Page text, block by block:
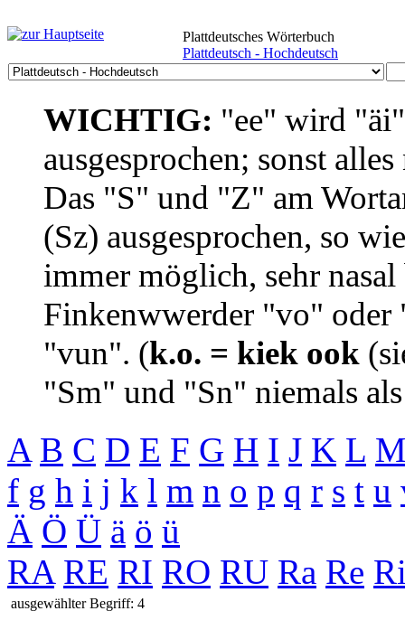
Plattdeutsches Wörterbuch
Plattdeutsch - Hochdeutsch
WICHTIG: "ee" wird
ausgesprochen; sonst
Das "S" und "Z" am
(Sz) ausgesprochen, so
immer möglich, sehr
Finkenwwerder "vo"
"vun". (k.o. = kiek ook
"Sm" und "Sn" niemals
A B C D E F G H I J K L
f g h i j k l m n o p q r s t u
Ä Ö Ü ä ö ü
RA RE RI RO RU Ra Re
ausgewählter Begriff: 4